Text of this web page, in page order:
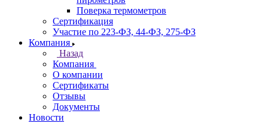
Поверка термометров
Сертификация
Участие по 223-ФЗ, 44-ФЗ, 275-ФЗ
Компания
Назад
Компания
О компании
Сертификаты
Отзывы
Документы
Новости